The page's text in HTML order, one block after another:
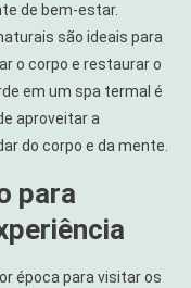
de bem-estar.
são ideais para
o corpo e restaurar o
em um spa termal é
aproveitar a
do corpo e da mente.
para
época para visitar os